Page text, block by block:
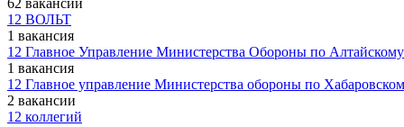
62 вакансии
12 ВОЛЬТ
1 вакансия
12 Главное Управление Министерства Обороны по
1 вакансия
12 Главное управление Министерства обороны по
2 вакансии
12 коллегий